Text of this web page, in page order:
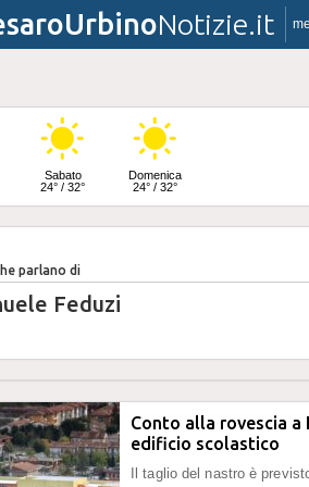
Notizie.it
Sabato
24° / 32°
Domenica
24° / 32°
parlano di
Feduzi
Conto alla rovescia a
edificio scolastico
Il taglio del nastro è